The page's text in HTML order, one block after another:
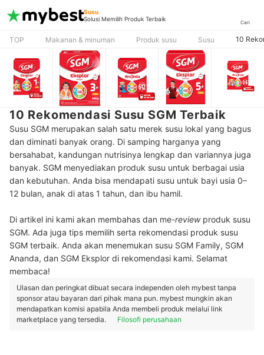
Susu
Solusi Memilih Produk Terbaik
Cari
TOP Makanan & minuman Produk susu Susu 10
10 Rekomendasi Susu SGM Terbaik
Susu SGM merupakan salah satu merek susu lokal yang bagus
dan diminati banyak orang. Di samping harganya yang
bersahabat, kandungan nutrisinya lengkap dan variannya juga
banyak. SGM menyediakan produk susu untuk berbagai usia
dan kebutuhan. Anda bisa mendapati susu untuk bayi usia 0–
12 bulan, anak di atas 1 tahun, dan ibu hamil.
Di artikel ini kami akan membahas dan me-review produk susu
SGM. Ada juga tips memilih serta rekomendasi produk susu
SGM terbaik. Anda akan menemukan susu SGM Family, SGM
Ananda, dan SGM Eksplor di rekomendasi kami. Selamat
membaca!
Ulasan dan peringkat dibuat secara independen oleh mybest tanpa
sponsor atau bayaran dari pihak mana pun. mybest mungkin akan
mendapatkan komisi apabila Anda membeli produk melalui link
marketplace yang tersedia.
Filosofi perusahaan